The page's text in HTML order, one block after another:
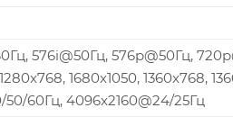
576i@50Гц, 576p@50Гц,
1680x1050, 1360x768,
60Гц, 4096x2160@24/25Гц